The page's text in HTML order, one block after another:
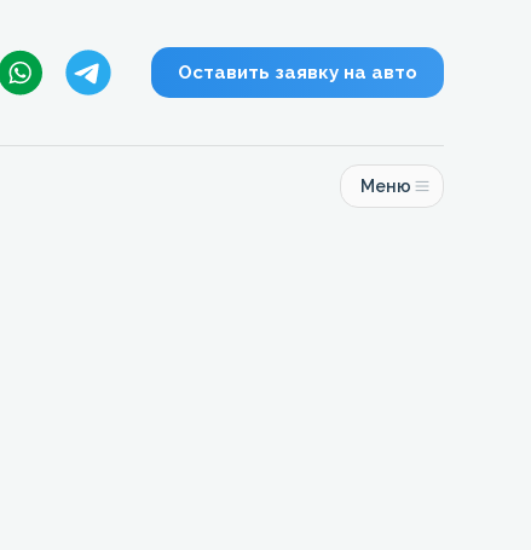
Оставить заявку на авто
Меню